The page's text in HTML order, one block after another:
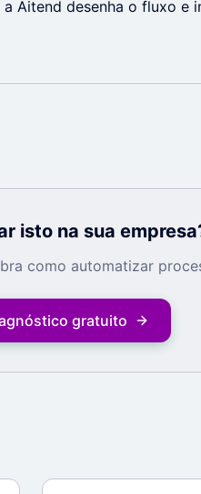
Aitend desenha o fluxo e
isto na sua
como automatizar
gratuito